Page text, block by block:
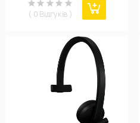
( 0 Відгуків )